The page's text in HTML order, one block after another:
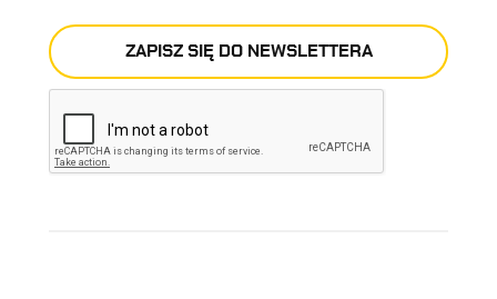
ZAPISZ SIĘ DO NEWSLETTERA
E-mail